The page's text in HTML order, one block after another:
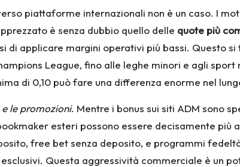
piattaforme internazionali non è un caso. I
è senza dubbio quello delle quote più
di applicare margini operativi più bassi. Questo
League, fino alle leghe minori e agli
di 0,10 può fare una differenza enorme nel
e le promozioni. Mentre i bonus sui siti ADM sono
esteri possono essere decisamente più
free bet senza deposito, e programmi
Questa aggressività commerciale è un